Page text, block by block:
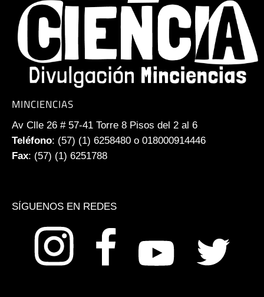
MINCIENCIAS
Av Clle 26 # 57-41 Torre 8 Pisos del 2 al 6
Teléfono: (57) (1) 6258480 o 018000914446
Fax: (57) (1) 6251788
SÍGUENOS EN REDES